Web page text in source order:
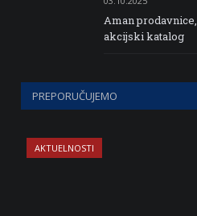
Aman
akcijski katalog
PREPORUČUJEMO
AKTUELNOSTI